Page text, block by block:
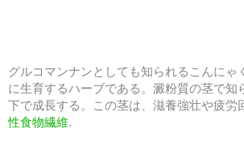
グルコマンナンとしても知られるこんにゃ
に生育するハーブである。澱粉質の茎で知
下で成長する。この茎は、滋養強壮や疲労
性食物繊維.